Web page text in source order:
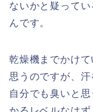
ないかと疑って
んです。
乾燥機までかけ
思うのですが、汗
自分でも臭いと